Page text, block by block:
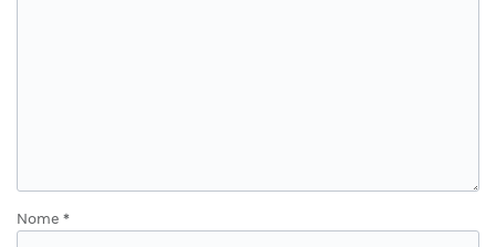
Nome *